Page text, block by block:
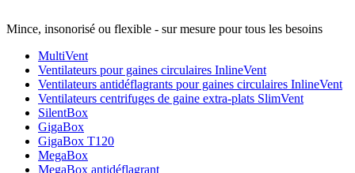
Mince, insonorisé ou flexible - sur mesure pour tous les besoins
MultiVent
Ventilateurs pour gaines circulaires InlineVent
Ventilateurs antidéflagrants pour gaines circulaires InlineVent
Ventilateurs centrifuges de gaine extra-plats SlimVent
SilentBox
GigaBox
GigaBox T120
MegaBox
MegaBox antidéflagrant